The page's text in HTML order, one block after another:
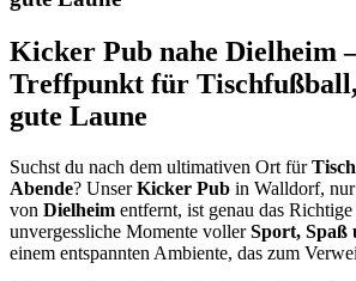
Kicker Pub nahe Dielheim
Treffpunkt für
gute Laune
Suchst du nach dem ultimativen Ort für
Abende? UnserKicker Pub in Walldorf,
von Dielheim entfernt, ist genau das
unvergessliche Momente vollerSport, Spaß
einem entspannten Ambiente, das zum